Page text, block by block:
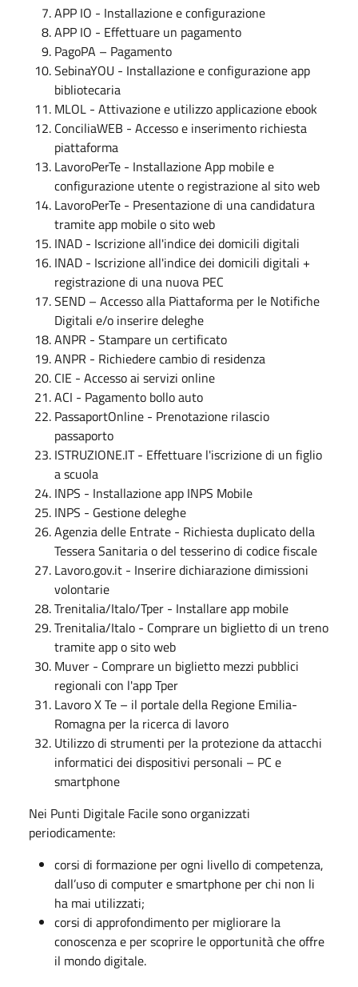
APP IO - Installazione e configurazione
APP IO - Effettuare un pagamento
PagoPA – Pagamento
SebinaYOU - Installazione e configurazione app
bibliotecaria
MLOL - Attivazione e utilizzo applicazione ebook
ConciliaWEB - Accesso e inserimento richiesta
piattaforma
LavoroPerTe - Installazione App mobile e
configurazione utente o registrazione al sito web
LavoroPerTe - Presentazione di una candidatura
tramite app mobile o sito web
INAD - Iscrizione all'indice dei domicili digitali
INAD - Iscrizione all'indice dei domicili digitali +
registrazione di una nuova PEC
SEND – Accesso alla Piattaforma per le Notifiche
Digitali e/o inserire deleghe
ANPR - Stampare un certificato
ANPR - Richiedere cambio di residenza
CIE - Accesso ai servizi online
ACI - Pagamento bollo auto
PassaportOnline - Prenotazione rilascio
passaporto
ISTRUZIONE.IT - Effettuare l'iscrizione di un figlio
a scuola
INPS - Installazione app INPS Mobile
INPS - Gestione deleghe
Agenzia delle Entrate - Richiesta duplicato della
Tessera Sanitaria o del tesserino di codice fiscale
Lavoro.gov.it - Inserire dichiarazione dimissioni
volontarie
Trenitalia/Italo/Tper - Installare app mobile
Trenitalia/Italo - Comprare un biglietto di un treno
tramite app o sito web
Muver - Comprare un biglietto mezzi pubblici
regionali con l'app Tper
Lavoro X Te – il portale della Regione Emilia-
Romagna per la ricerca di lavoro
Utilizzo di strumenti per la protezione da attacchi
informatici dei dispositivi personali – PC e
smartphone
Nei Punti Digitale Facile sono organizzati
periodicamente:
corsi di formazione per ogni livello di competenza,
dall’uso di computer e smartphone per chi non li
ha mai utilizzati;
corsi di approfondimento per migliorare la
conoscenza e per scoprire le opportunità che offre
il mondo digitale.